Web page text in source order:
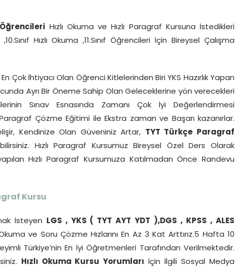
Öğrencileri Hızlı Okuma ve Hızlı Paragraf Kursuna İstedikleri
Hızlı Okuma ,11.Sınıf Öğrencileri İçin Bireysel Çalışma
En Çok İhtiyacı Olan Öğrenci Kitlelerinden Biri YKS Hazırlık Yapan
Ayrı Bir Öneme Sahip Olan Geleceklerine yön verecekleri
Sınav Esnasında Zamanı Çok İyi Değerlendirmesi
Paragraf Çözme Eğitimi ile Ekstra zaman ve Başarı kazanırlar.
Kendinize Olan Güveniniz Artar, TYT Türkçe Paragraf
Hızlı Paragraf Kursumuz Bireysel Özel Ders Olarak
Hızlı Paragraf Kursumuza Katılmadan Önce Randevu
Kursu
İsteyen LGS , YKS ( TYT AYT YDT ),DGS , KPSS , ALES
ve Soru Çözme Hızlarını En Az 3 Kat Arttırız.5 Hafta 10
Türkiye’nin En İyi Öğretmenleri Tarafından Verilmektedir.
Hızlı Okuma Kursu Yorumları İçin İlgili Sosyal Medya